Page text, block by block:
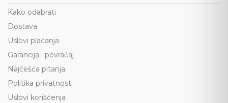
Kako odabrati
Dostava
Uslovi plaćanja
Garancija i povraćaj
Najčešća pitanja
Politika privatnosti
Uslovi korišćenja